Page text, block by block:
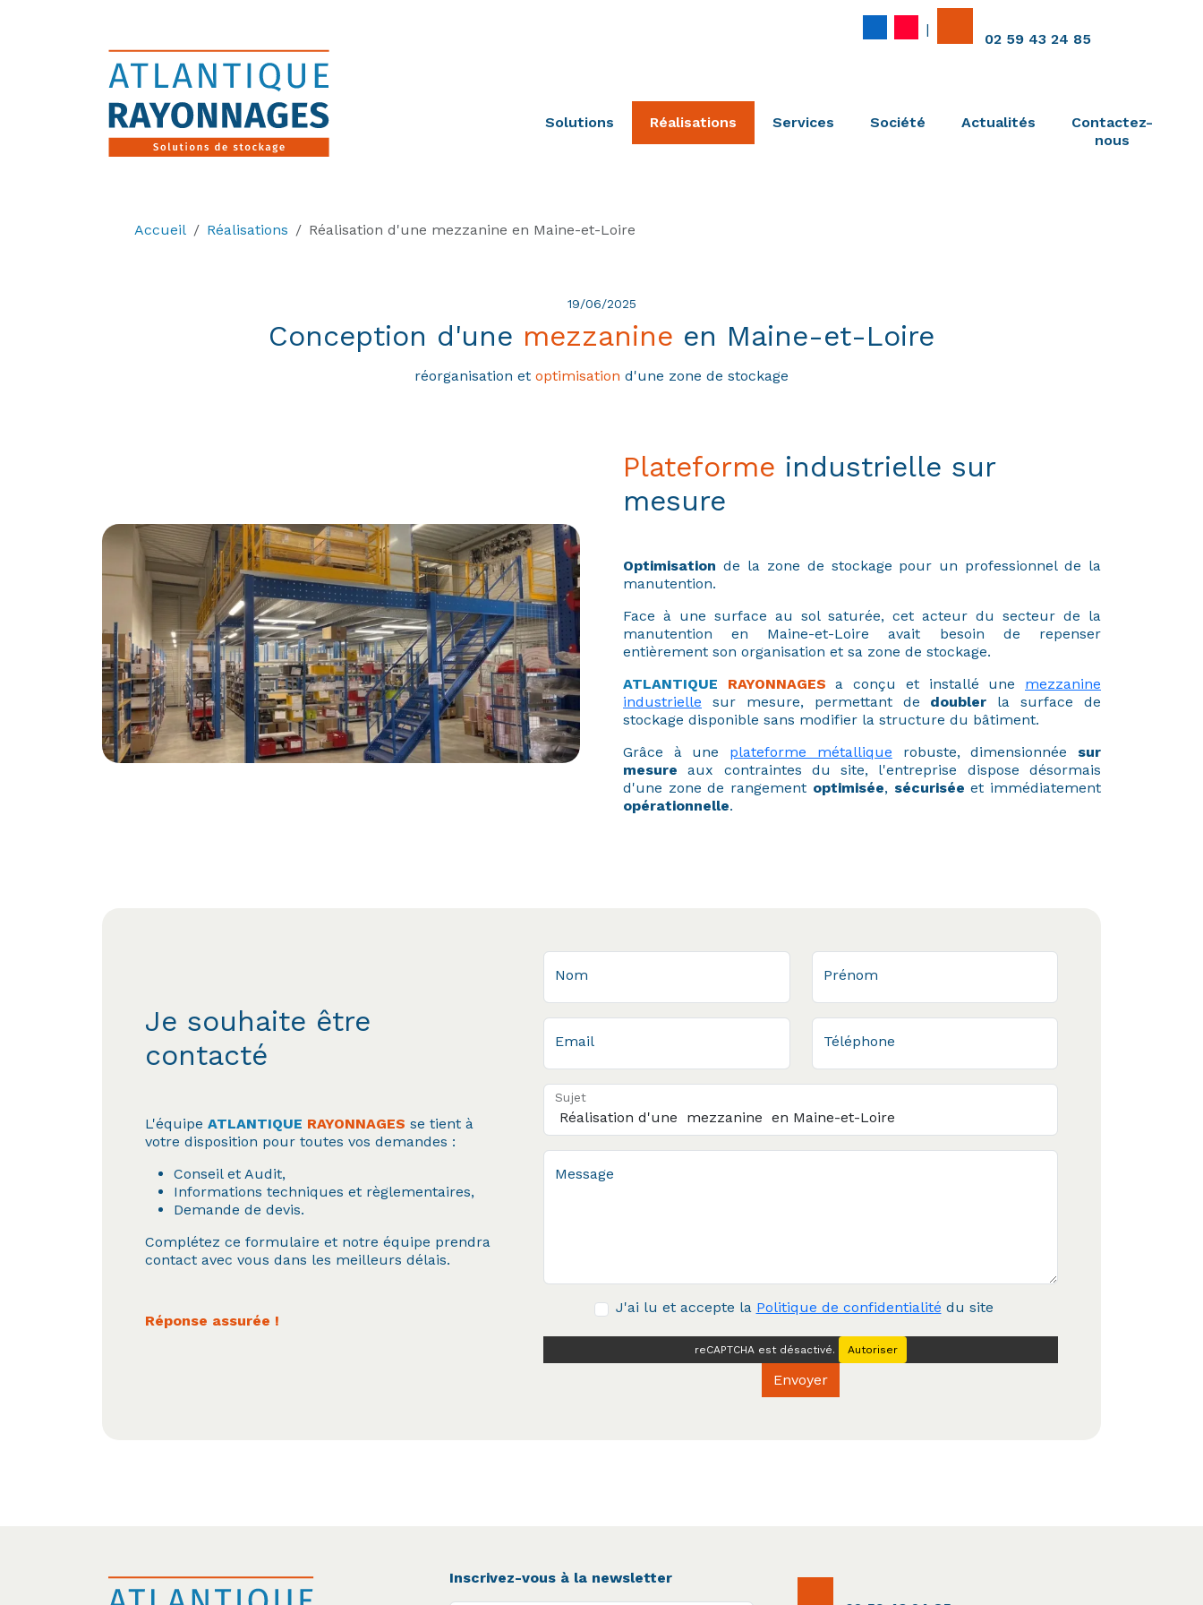
|
02 59 43 24 85
Solutions Réalisations Services Société Actualités
Contactez-
nous
Accueil Réalisations Réalisation d'une mezzanine en Maine-et-Loire
19/06/2025
Conception d'une mezzanine en Maine-et-Loire
réorganisation et optimisation d'une zone de stockage
Plateforme industrielle sur
mesure
Optimisation de la zone de stockage pour un professionnel de la
manutention.
Face à une surface au sol saturée, cet acteur du secteur de la
manutention en Maine-et-Loire avait besoin de repenser
entièrement son organisation et sa zone de stockage.
ATLANTIQUE
RAYONNAGES a conçu et installé une mezzanine
industrielle sur mesure, permettant de doubler la surface de
stockage disponible sans modifier la structure du bâtiment.
Grâce à une plateforme métallique robuste, dimensionnée sur
mesure aux contraintes du site, l'entreprise dispose désormais
d'une zone de rangement optimisée, sécurisée et immédiatement
opérationnelle.
Je souhaite être
contacté
L'équipe ATLANTIQUE RAYONNAGES se tient à
votre disposition pour toutes vos demandes :
Conseil et Audit,
Informations techniques et règlementaires,
Demande de devis.
Complétez ce formulaire et notre équipe prendra
contact avec vous dans les meilleurs délais.
Réponse assurée !
Nom Prénom
Email Téléphone
Sujet
Message
J'ai lu et accepte la Politique de confidentialité du site
reCAPTCHA est désactivé. Autoriser
Envoyer
Inscrivez-vous à la newsletter